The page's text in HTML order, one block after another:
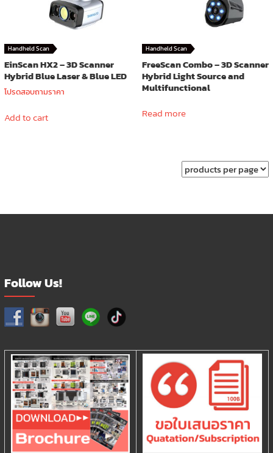
Handheld Scan
EinScan HX2 – 3D Scanner
Hybrid Blue Laser & Blue LED
โปรดสอบถามราคา
Add to cart
Handheld Scan
FreeScan Combo – 3D Scanner
Hybrid Light Source and
Multifunctional
Read more
Follow Us!